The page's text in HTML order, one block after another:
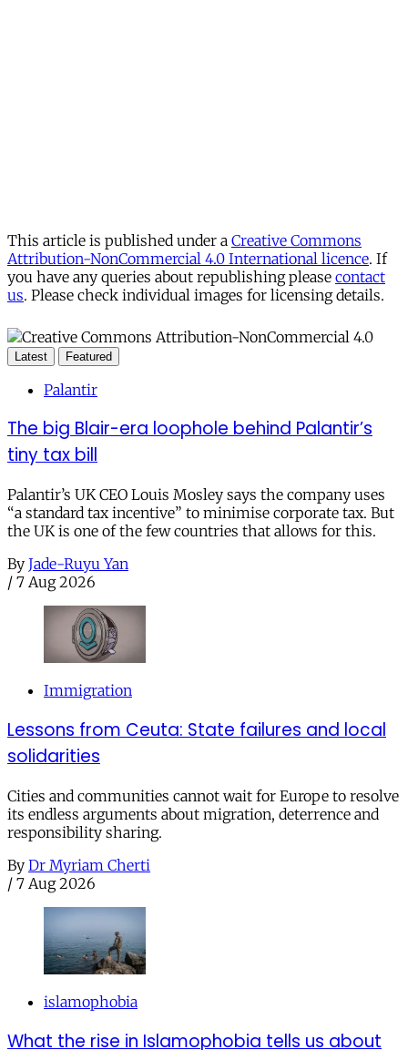
This article is published under a Creative Commons
Attribution-NonCommercial 4.0 International licence. If
you have any queries about republishing please contact
us. Please check individual images for licensing details.
Latest Featured
Palantir
The big Blair-era loophole behind Palantir’s
tiny tax bill
Palantir’s UK CEO Louis Mosley says the company uses
“a standard tax incentive” to minimise corporate tax. But
the UK is one of the few countries that allows for this.
By Jade-Ruyu Yan
/ 7 Aug 2026
Immigration
Lessons from Ceuta: State failures and local
solidarities
Cities and communities cannot wait for Europe to resolve
its endless arguments about migration, deterrence and
responsibility sharing.
By Dr Myriam Cherti
/ 7 Aug 2026
islamophobia
What the rise in Islamophobia tells us about